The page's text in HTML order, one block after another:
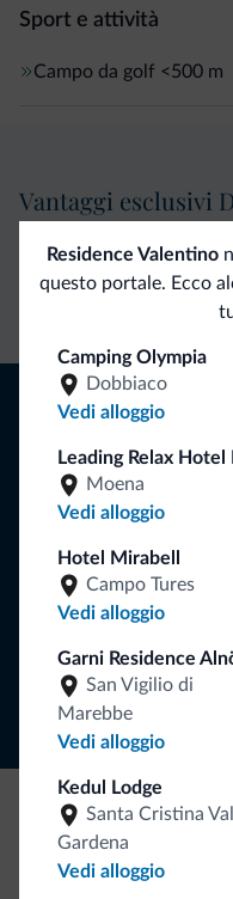
Sport e attività
Campo da golf <500 m
Residence Valentino
questo portale. Ecco
Camping Olympia
Dobbiaco
Vedi alloggio
Leading Relax Hotel
Moena
Vedi alloggio
Hotel Mirabell
Campo Tures
Vedi alloggio
Garni Residence
San Vigilio di
Marebbe
Vedi alloggio
Kedul Lodge
Santa Cristina Val
Gardena
Vedi alloggio
Vantaggi esclusivi
Contatto
Riceverai informazioni,
ISCRIVITI
Be Original, scopri
Ce l'avete chiesto in